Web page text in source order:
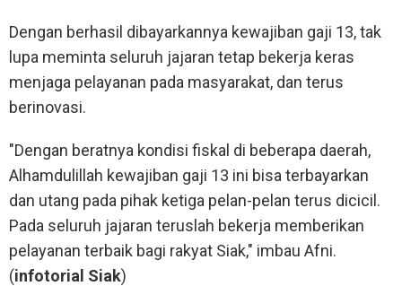
Dengan berhasil dibayarkannya kewajiban gaji 13, tak
lupa meminta seluruh jajaran tetap bekerja keras
menjaga pelayanan pada masyarakat, dan terus
berinovasi.
"Dengan beratnya kondisi fiskal di beberapa daerah,
Alhamdulillah kewajiban gaji 13 ini bisa terbayarkan
dan utang pada pihak ketiga pelan-pelan terus dicicil.
Pada seluruh jajaran teruslah bekerja memberikan
pelayanan terbaik bagi rakyat Siak," imbau Afni.
(infotorial Siak)